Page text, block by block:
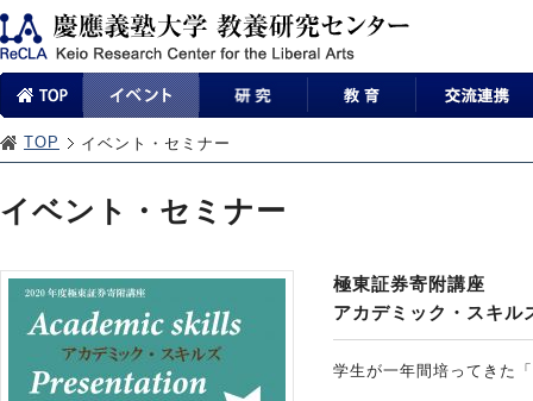
TOP イベント・セミナー
イベント・セミナー
極東証券寄附講座
アカデミック・スキ
学生が一年間培ってきた